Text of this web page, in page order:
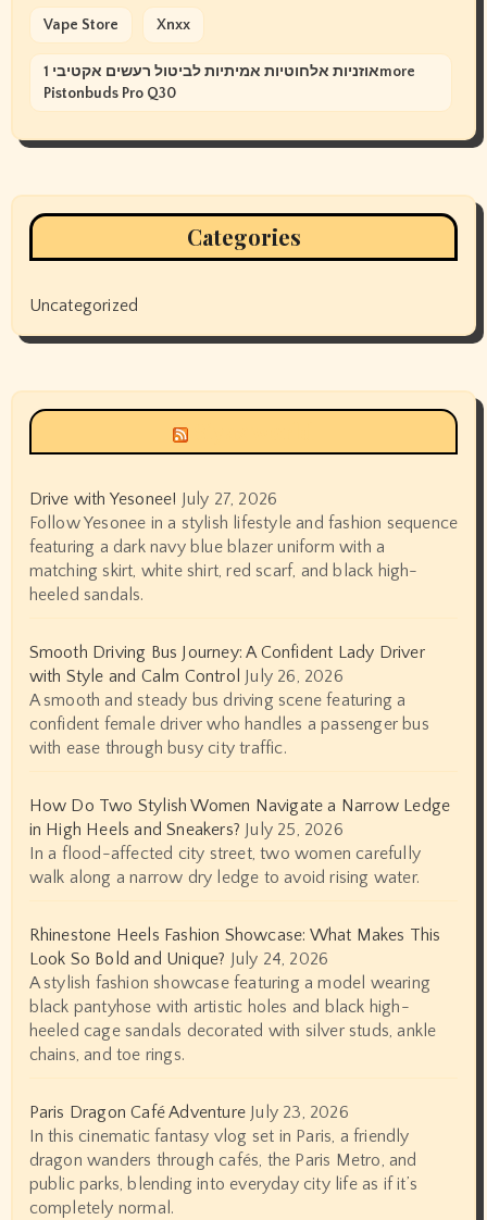
Vape Store Xnxx
אוזניות אלחוטיות אמיתיות לביטול רעשים אקטיבי 1more
Pistonbuds Pro Q30
Categories
Uncategorized
Drive with Yesonee! July 27, 2026
Follow Yesonee in a stylish lifestyle and fashion sequence
featuring a dark navy blue blazer uniform with a
matching skirt, white shirt, red scarf, and black high-
heeled sandals.
Smooth Driving Bus Journey: A Confident Lady Driver
with Style and Calm Control July 26, 2026
A smooth and steady bus driving scene featuring a
confident female driver who handles a passenger bus
with ease through busy city traffic.
How Do Two Stylish Women Navigate a Narrow Ledge
in High Heels and Sneakers? July 25, 2026
In a flood-affected city street, two women carefully
walk along a narrow dry ledge to avoid rising water.
Rhinestone Heels Fashion Showcase: What Makes This
Look So Bold and Unique? July 24, 2026
A stylish fashion showcase featuring a model wearing
black pantyhose with artistic holes and black high-
heeled cage sandals decorated with silver studs, ankle
chains, and toe rings.
Paris Dragon Café Adventure July 23, 2026
In this cinematic fantasy vlog set in Paris, a friendly
dragon wanders through cafés, the Paris Metro, and
public parks, blending into everyday city life as if it’s
completely normal.